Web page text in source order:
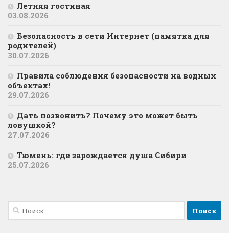
Летняя гостиная
03.08.2026
Безопасность в сети Интернет (памятка для
родителей)
30.07.2026
Правила соблюдения безопасности на водных
объектах!
29.07.2026
Дать позвонить? Почему это может быть
ловушкой?
27.07.2026
Тюмень: где зарождается душа Сибири
25.07.2026
Найти: